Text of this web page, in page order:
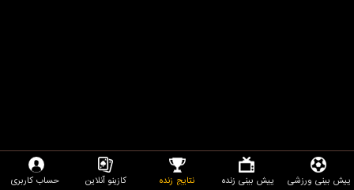
پیش بینی ورزشی پیش بینی زنده نتایج زنده کازینو آنلاین حساب کاربری